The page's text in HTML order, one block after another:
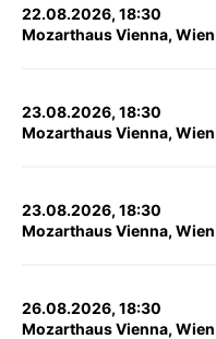
22.08.2026, 18:30
Mozarthaus Vienna, Wien
23.08.2026, 18:30
Mozarthaus Vienna, Wien
23.08.2026, 18:30
Mozarthaus Vienna, Wien
26.08.2026, 18:30
Mozarthaus Vienna, Wien